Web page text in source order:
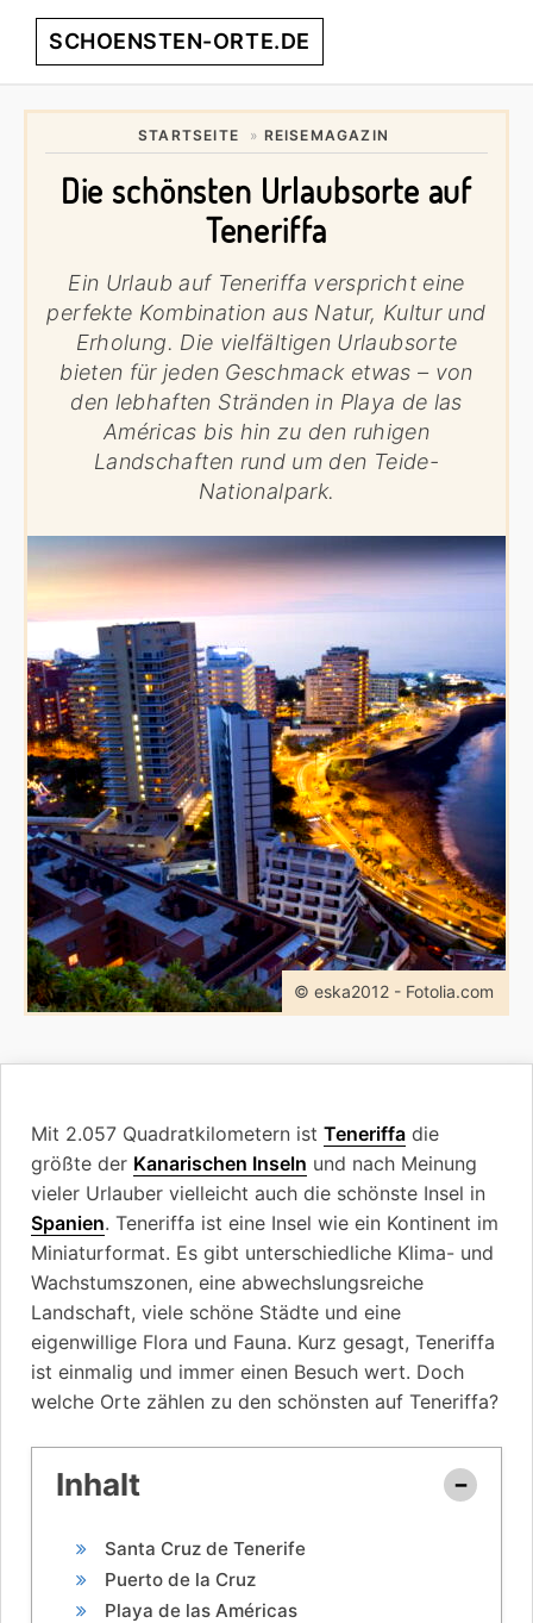
Skip
navigation
Skip
content
Skip
SCHOENSTEN-ORTE.DE
schönsten
Orte
STARTSEITE » REISEMAGAZIN
Die schönsten Urlaubsorte auf
Teneriffa
Ein Urlaub auf Teneriffa verspricht eine
perfekte Kombination aus Natur, Kultur und
Erholung. Die vielfältigen Urlaubsorte
bieten für jeden Geschmack etwas – von
den lebhaften Stränden in Playa de las
Américas bis hin zu den ruhigen
Landschaften rund um den Teide-
Nationalpark.
© eska2012 - Fotolia.com
Mit 2.057 Quadratkilometern ist Teneriffa die
größte der Kanarischen Inseln und nach Meinung
vieler Urlauber vielleicht auch die schönste Insel in
Spanien. Teneriffa ist eine Insel wie ein Kontinent im
Miniaturformat. Es gibt unterschiedliche Klima- und
Wachstumszonen, eine abwechslungsreiche
Landschaft, viele schöne Städte und eine
eigenwillige Flora und Fauna. Kurz gesagt, Teneriffa
ist einmalig und immer einen Besuch wert. Doch
welche Orte zählen zu den schönsten auf Teneriffa?
Inhalt
Santa Cruz de Tenerife
Puerto de la Cruz
Playa de las Américas